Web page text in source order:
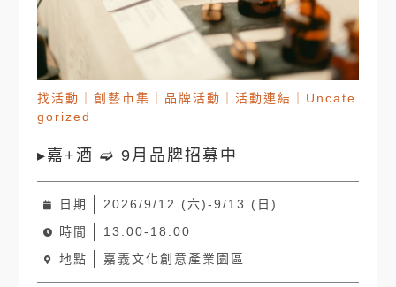
找活動 ｜創藝市集 品牌活動 ｜活動連結
Uncate
gorized
▸嘉+酒 ➫ 9月品牌招募中
日期
2026/9/12 (六)-9/13 (日)
時間
13:00-18:00
地點
嘉義文化創意產業園區